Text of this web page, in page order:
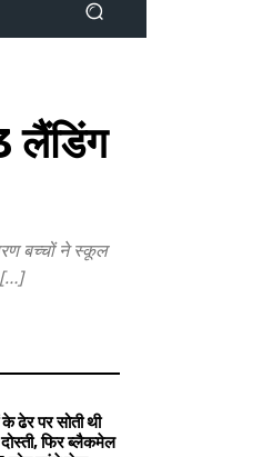
लैंडिंग
बच्चों ने स्कूल
[…]
ढेर पर सोती थी
फिर ब्लैकमेल